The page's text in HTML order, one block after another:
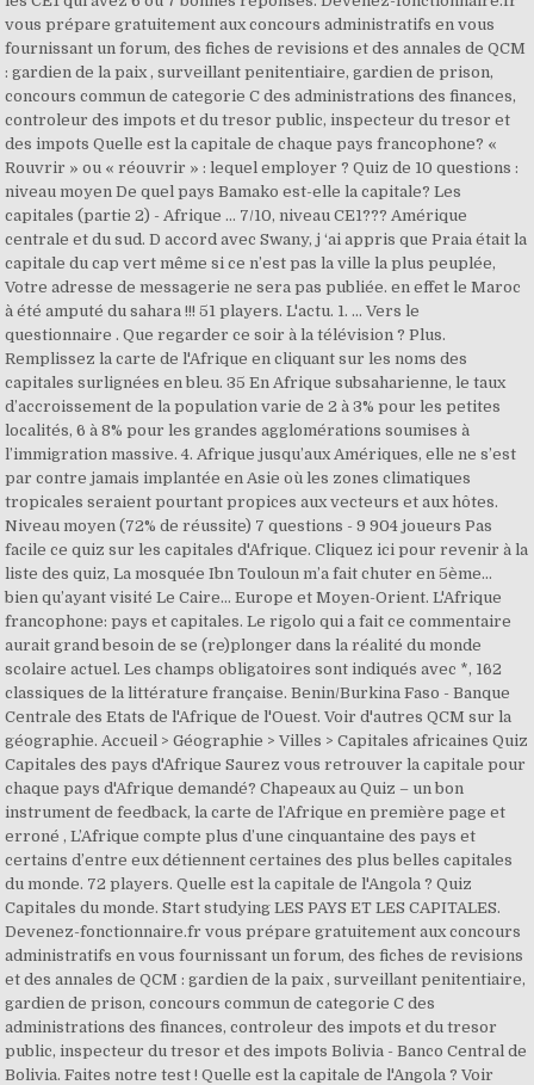
vous prépare gratuitement aux concours administratifs en vous
fournissant un forum, des fiches de revisions et des annales de QCM
: gardien de la paix , surveillant penitentiaire, gardien de prison,
concours commun de categorie C des administrations des finances,
controleur des impots et du tresor public, inspecteur du tresor et
des impots Quelle est la capitale de chaque pays francophone? «
Rouvrir » ou « réouvrir » : lequel employer ? Quiz de 10 questions :
niveau moyen De quel pays Bamako est-elle la capitale? Les
capitales (partie 2) - Afrique … 7/10, niveau CE1??? Amérique
centrale et du sud. D accord avec Swany, j ‘ai appris que Praia était la
capitale du cap vert même si ce n’est pas la ville la plus peuplée,
Votre adresse de messagerie ne sera pas publiée. en effet le Maroc
à été amputé du sahara !!! 51 players. L'actu. 1. ... Vers le
questionnaire . Que regarder ce soir à la télévision ? Plus.
Remplissez la carte de l'Afrique en cliquant sur les noms des
capitales surlignées en bleu. 35 En Afrique subsaharienne, le taux
d’accroissement de la population varie de 2 à 3% pour les petites
localités, 6 à 8% pour les grandes agglomérations soumises à
l’immigration massive. 4. Afrique jusqu’aux Amériques, elle ne s’est
par contre jamais implantée en Asie où les zones climatiques
tropicales seraient pourtant propices aux vecteurs et aux hôtes.
Niveau moyen (72% de réussite) 7 questions - 9 904 joueurs Pas
facile ce quiz sur les capitales d'Afrique. Cliquez ici pour revenir à la
liste des quiz, La mosquée Ibn Touloun m’a fait chuter en 5ème…
bien qu’ayant visité Le Caire… Europe et Moyen-Orient. L'Afrique
francophone: pays et capitales. Le rigolo qui a fait ce commentaire
aurait grand besoin de se (re)plonger dans la réalité du monde
scolaire actuel. Les champs obligatoires sont indiqués avec *, 162
classiques de la littérature française. Benin/Burkina Faso - Banque
Centrale des Etats de l'Afrique de l'Ouest. Voir d'autres QCM sur la
géographie. Accueil > Géographie > Villes > Capitales africaines Quiz
Capitales des pays d'Afrique Saurez vous retrouver la capitale pour
chaque pays d'Afrique demandé? Chapeaux au Quiz – un bon
instrument de feedback, la carte de l’Afrique en première page et
erroné , L’Afrique compte plus d’une cinquantaine des pays et
certains d’entre eux détiennent certaines des plus belles capitales
du monde. 72 players. Quelle est la capitale de l'Angola ? Quiz
Capitales du monde. Start studying LES PAYS ET LES CAPITALES.
Devenez-fonctionnaire.fr vous prépare gratuitement aux concours
administratifs en vous fournissant un forum, des fiches de revisions
et des annales de QCM : gardien de la paix , surveillant penitentiaire,
gardien de prison, concours commun de categorie C des
administrations des finances, controleur des impots et du tresor
public, inspecteur du tresor et des impots Bolivia - Banco Central de
Bolivia. Faites notre test ! Quelle est la capitale de l'Angola ? Voir